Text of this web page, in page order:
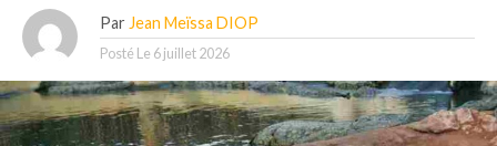
Par Jean Meïssa DIOP
Posté Le 6 juillet 2026